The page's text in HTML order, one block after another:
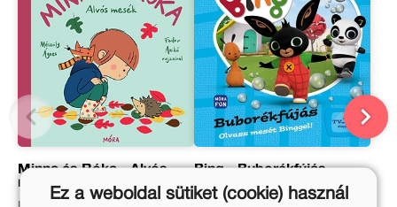
Minna és Róka - Alvós
mesék
Bing - Buborékfújás
Ez a weboldal sütiket (cookie) használ